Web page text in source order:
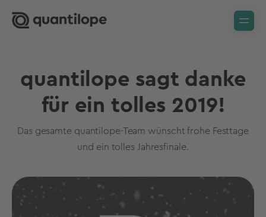
quantilope sagt danke
für ein tolles 2019!
Das gesamte quantilope-Team wünscht frohe Festtage
und ein tolles Jahresfinale.